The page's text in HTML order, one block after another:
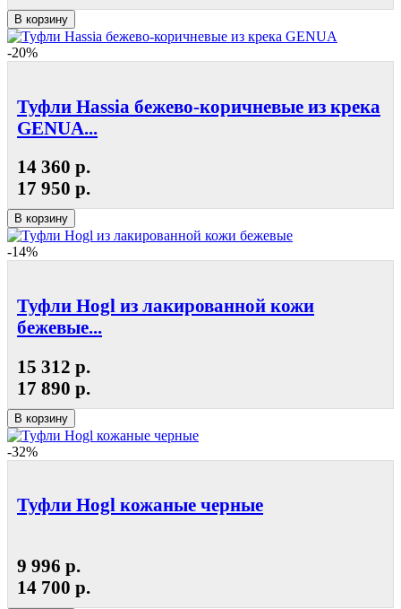
В корзину
-20%
Туфли Hassia бежево-коричневые из крека
GENUA...
14 360 р.
17 950 р.
В корзину
-14%
Туфли Hogl из лакированной кожи
бежевые...
15 312 р.
17 890 р.
В корзину
-32%
Туфли Hogl кожаные черные
9 996 р.
14 700 р.